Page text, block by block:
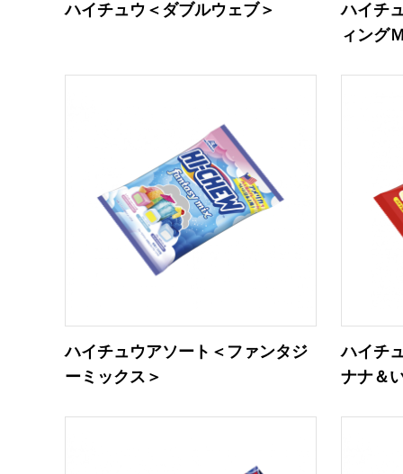
ハイチュウ＜ダブルウェブ＞
ハイチ
ィング
ハイチュウアソート＜ファンタジ
ーミックス＞
ハイチ
ナナ＆